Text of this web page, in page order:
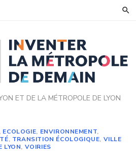
ET DE LA MÉTROPOLE DE LYON
, ECOLOGIE, ENVIRONNEMENT,
, TRANSITION ÉCOLOGIQUE, VILLE
LYON, VOIRIES